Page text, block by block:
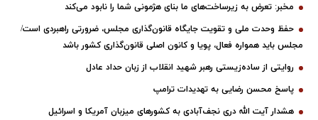
مخبر: تعرض به زیرساخت‌های ما بنای هژمونی شما را نابود می‌کند
حفظ وحدت ملی و تقویت جایگاه قانون‌گذاری مجلس، ضرورتی راهبردی است/
مجلس باید همواره فعال، پویا و کانون اصلی قانون‌گذاری کشور باشد
روایتی از ساده‌زیستی رهبر شهید انقلاب از زبان حداد عادل
پاسخ محسن رضایی به تهدیدات ترامپ
هشدار آیت الله دری نجف‌آبادی به کشورهای میزبان آمریکا و اسرائیل